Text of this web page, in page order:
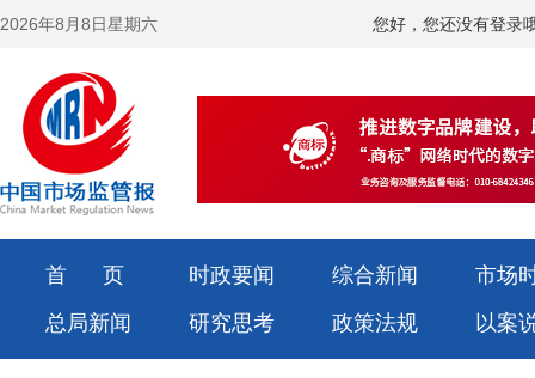
2026年8月8日星期六 您好，您还没有登录
首 页 时政要闻 综合新闻
市场
总局新闻
研究思考 政策法规 以案